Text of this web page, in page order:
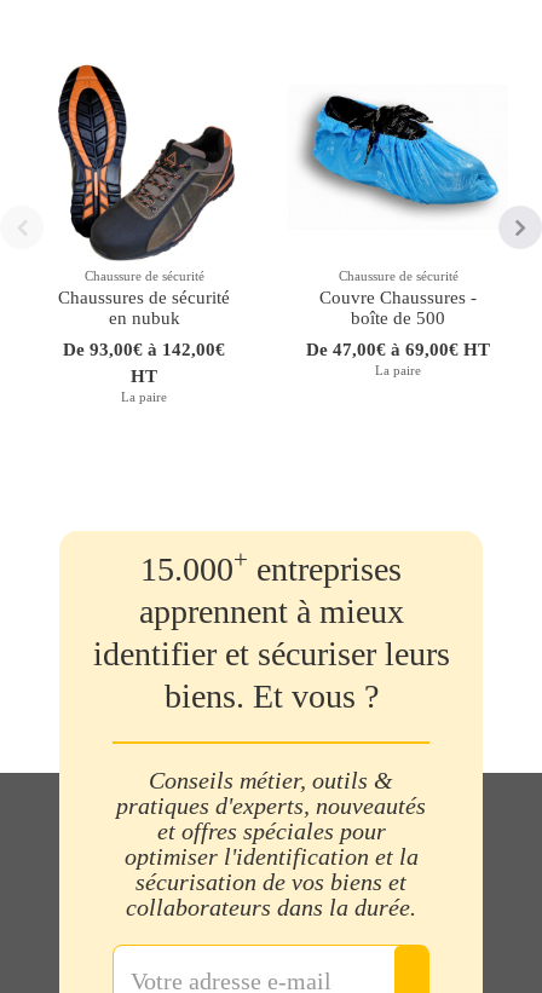
Chaussure de sécurité
Chaussures de sécurité
en nubuk
De 93,00€ à 142,00€
HT
La paire
Chaussure de sécurité
Couvre Chaussures -
boîte de 500
De 47,00€ à 69,00€ HT
La paire
15.000+ entreprises
apprennent à mieux
identifier et sécuriser leurs
biens. Et vous ?
Conseils métier, outils &
pratiques d'experts, nouveautés
et offres spéciales pour
optimiser l'identification et la
sécurisation de vos biens et
collaborateurs dans la durée.